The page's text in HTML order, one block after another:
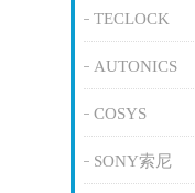
TECLOCK
AUTONICS
COSYS
SONY索尼